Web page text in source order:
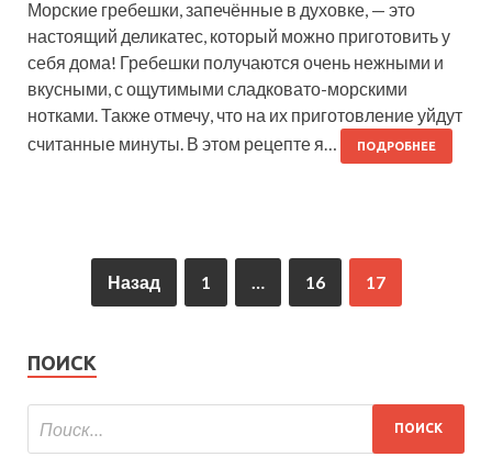
Морские гребешки, запечённые в духовке, — это
настоящий деликатес, который можно приготовить у
себя дома! Гребешки получаются очень нежными и
вкусными, с ощутимыми сладковато-морскими
нотками. Также отмечу, что на их приготовление уйдут
считанные минуты. В этом рецепте я…
ПОДРОБНЕЕ
Назад 1 … 16 17
ПОИСК